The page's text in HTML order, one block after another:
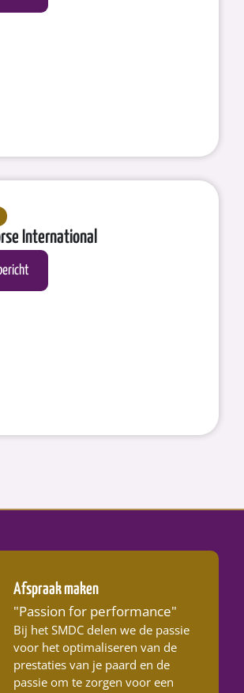
International
Afspraak maken
"Passion for performance"
Bij het SMDC delen we de passie
voor het optimaliseren van de
prestaties van je paard en de
passie om te zorgen voor een